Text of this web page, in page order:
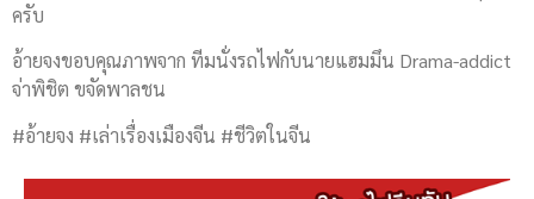
ครับ
อ้ายจงขอบคุณภาพจาก ทีมนั่งรถไฟกับนายแฮมมึน Drama-addict
จ่าพิชิต ขจัดพาลชน
#อ้ายจง #เล่าเรื่องเมืองจีน #ชีวิตในจีน